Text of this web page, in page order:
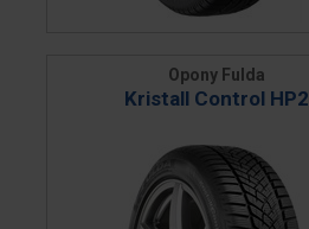
Opony Fulda
Kristall Control HP2